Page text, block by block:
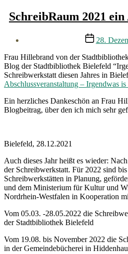
SchreibRaum 2021
28.
Frau Hillebrand von der
Blog der Stadtbibliothek Bielefeld
Schreibwerkstatt diesen Jahres in
Abschlussveranstaltung – Irgendwas
Ein herzliches Dankeschön an Frau
Blogbeitrag, über den ich mich sehr
Bielefeld, 28.12.2021
Auch dieses Jahr heißt es wieder:
der Schreibwerkstatt. Für 2022 sind
Schreibwerkstätten in Planung,
und dem Ministerium für Kultur und
Nordrhein-Westfalen in Kooperation
Vom 05.03. -28.05.2022 die
der Stadtbibliothek Bielefeld
Vom 19.08. bis November 2022 die
in der Gemeindebücherei in